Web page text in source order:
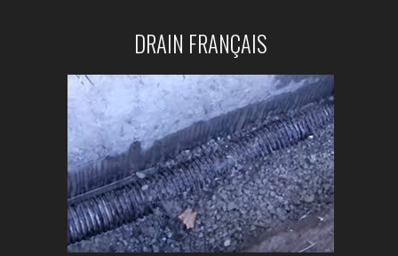
DRAIN FRANÇAIS